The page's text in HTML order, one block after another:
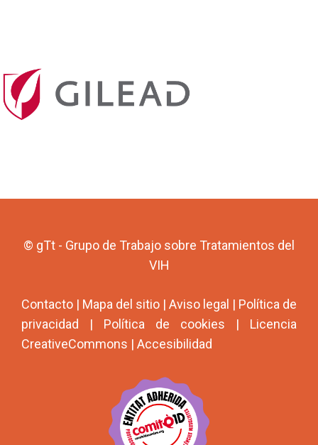
© gTt - Grupo de Trabajo sobre Tratamientos del
VIH
Contacto | Mapa del sitio | Aviso legal | Política de
privacidad | Política de cookies | Licencia
CreativeCommons | Accesibilidad